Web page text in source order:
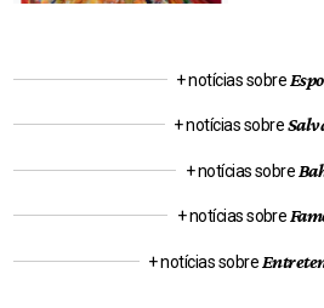
+ notícias sobre
+ notícias sobre
+ notícias sobre
+ notícias sobre
+ notícias sobre